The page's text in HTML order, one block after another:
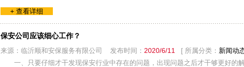
+ 查看详细
保安公司应该细心工作？
来源：临沂顺和安保服务有限公司 发布时间： 2020/6/11 [ 所属分类： 新闻动
一、只要仔细才干发现保安行业中存在的问题，出现问题之后才干够更好的